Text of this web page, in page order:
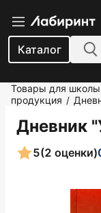
Каталог
Товары для школы
продукция /
Дневник
5(2 оценки)